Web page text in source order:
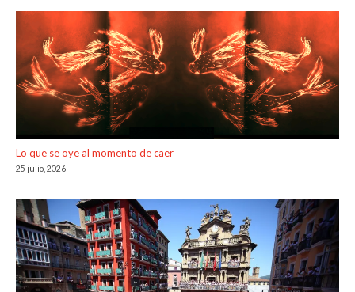
Lo que se oye al momento de caer
25 julio, 2026